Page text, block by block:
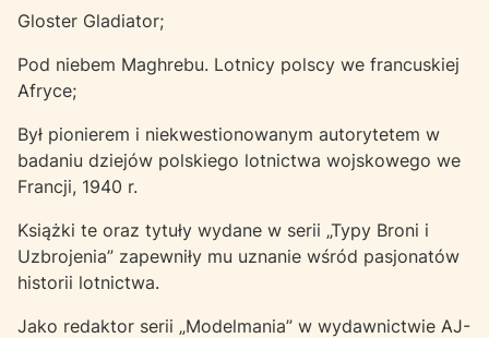
Gloster Gladiator;
Pod niebem Maghrebu. Lotnicy polscy we francuskiej
Afryce;
Był pionierem i niekwestionowanym autorytetem w
badaniu dziejów polskiego lotnictwa wojskowego we
Francji, 1940 r.
Książki te oraz tytuły wydane w serii „Typy Broni i
Uzbrojenia” zapewniły mu uznanie wśród pasjonatów
historii lotnictwa.
Jako redaktor serii „Modelmania” w wydawnictwie AJ-